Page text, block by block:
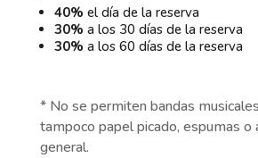
40% el día de la reserva
30% a los 30 días de la reserva
30% a los 60 días de la reserva
* No se permiten bandas
tampoco papel picado, espumas o
general.